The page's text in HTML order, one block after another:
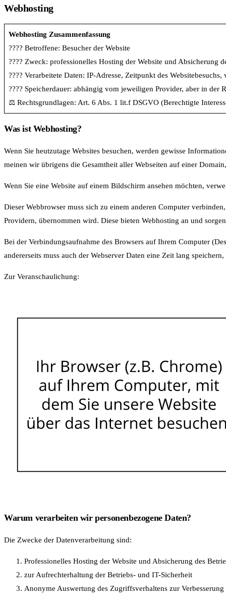
Webhosting
Webhosting Zusammenfassung
???? Betroffene: Besucher der Website
???? Zweck: professionelles Hosting der Website und Absicherung
???? Verarbeitete Daten: IP-Adresse, Zeitpunkt des
???? Speicherdauer: abhängig vom jeweiligen Provider, aber in der
⚖️ Rechtsgrundlagen: Art. 6 Abs. 1 lit.f DSGVO (Berechtigte
Was ist Webhosting?
Wenn Sie heutzutage Websites besuchen, werden gewisse
meinen wir übrigens die Gesamtheit aller Webseiten auf einer
Wenn Sie eine Website auf einem Bildschirm ansehen möchten,
Dieser Webbrowser muss sich zu einem anderen Computer
Providern, übernommen wird. Diese bieten Webhosting an und
Bei der Verbindungsaufnahme des Browsers auf Ihrem Computer
andererseits muss auch der Webserver Daten eine Zeit lang
Zur Veranschaulichung:
Warum verarbeiten wir personenbezogene Daten?
Die Zwecke der Datenverarbeitung sind:
Professionelles Hosting der Website und Absicherung des
zur Aufrechterhaltung der Betriebs- und IT-Sicherheit
Anonyme Auswertung des Zugriffsverhaltens zur